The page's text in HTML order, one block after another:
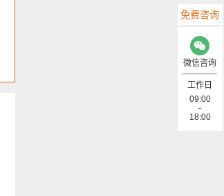
免费咨询
微信咨询
工作日
09:00
-
18:00